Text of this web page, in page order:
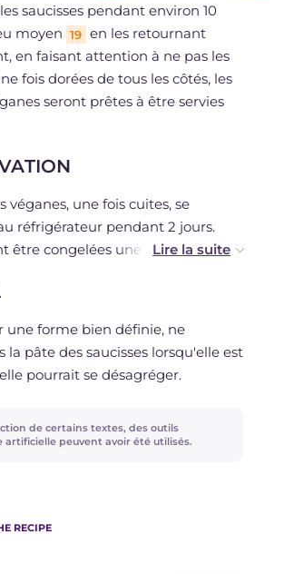
saucisses pendant environ 10
moyen 19 en les retournant
en faisant attention à ne pas les
fois dorées de tous les côtés, les
seront prêtes à être servies
véganes, une fois cuites, se
réfrigérateur pendant 2 jours.
être congelées une fois cuites et
une forme bien définie, ne
la pâte des saucisses lorsqu'elle est
pourrait se désagréger.
de certains textes, des outils
artificielle peuvent avoir été utilisés.
RECIPE